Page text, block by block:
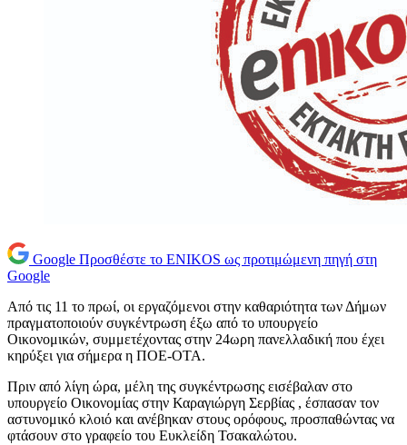
Google Προσθέστε το ENIKOS ως προτιμώμενη πηγή στη
Google
Από τις 11 το πρωί, οι εργαζόμενοι στην καθαριότητα των Δήμων
πραγματοποιούν συγκέντρωση έξω από το υπουργείο
Οικονομικών, συμμετέχοντας στην 24ωρη πανελλαδική που έχει
κηρύξει για σήμερα η ΠΟΕ-ΟΤΑ.
Πριν από λίγη ώρα, μέλη της συγκέντρωσης εισέβαλαν στο
υπουργείο Οικονομίας στην Καραγιώργη Σερβίας , έσπασαν τον
αστυνομικό κλοιό και ανέβηκαν στους ορόφους, προσπαθώντας να
φτάσουν στο γραφείο του Ευκλείδη Τσακαλώτου.